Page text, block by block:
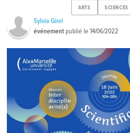
ARTS SCIENCES
Sylvia Girel
événement publié le14/06/2022